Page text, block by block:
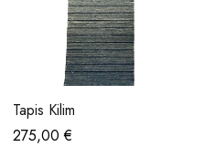
Tapis Kilim
275,00€